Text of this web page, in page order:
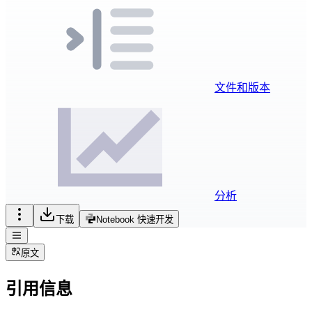
文件和版本
分析
下载 Notebook 快速开发
原文
引用信息